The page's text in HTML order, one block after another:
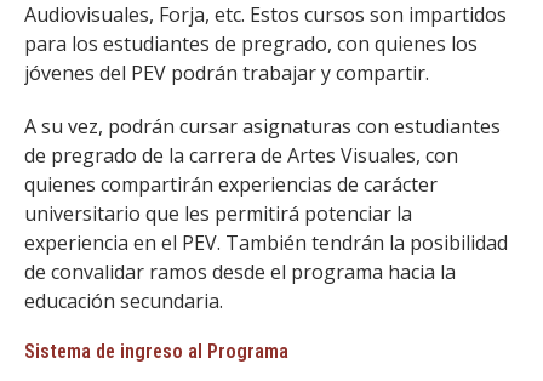
Audiovisuales, Forja, etc. Estos cursos son impartidos
para los estudiantes de pregrado, con quienes los
jóvenes del PEV podrán trabajar y compartir.
A su vez, podrán cursar asignaturas con estudiantes
de pregrado de la carrera de Artes Visuales, con
quienes compartirán experiencias de carácter
universitario que les permitirá potenciar la
experiencia en el PEV. También tendrán la posibilidad
de convalidar ramos desde el programa hacia la
educación secundaria.
Sistema de ingreso al Programa